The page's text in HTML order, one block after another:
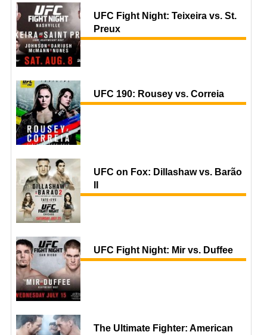
UFC Fight Night: Teixeira vs. St.
Preux
UFC 190: Rousey vs. Correia
UFC on Fox: Dillashaw vs. Barão
UFC Fight Night: Mir vs. Duffee
The Ultimate Fighter: American